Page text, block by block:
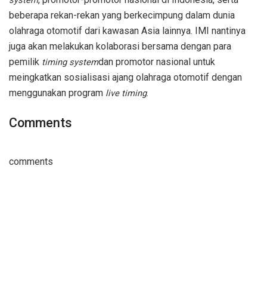
beberapa rekan-rekan yang berkecimpung dalam dunia
olahraga otomotif dari kawasan Asia lainnya. IMI nantinya
juga akan melakukan kolaborasi bersama dengan para
pemilik timing systemdan promotor nasional untuk
meingkatkan sosialisasi ajang olahraga otomotif dengan
menggunakan program live timing.
Comments
comments